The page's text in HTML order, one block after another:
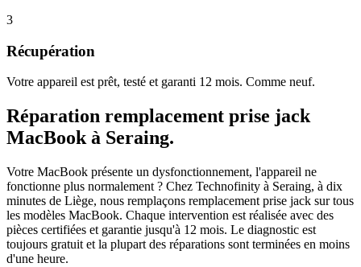
3
Récupération
Votre appareil est prêt, testé et garanti 12 mois. Comme neuf.
Réparation remplacement prise jack
MacBookà Seraing.
Votre MacBook présente un dysfonctionnement, l'appareil ne
fonctionne plus normalement ? Chez Technofinity à Seraing, à dix
minutes de Liège, nous remplaçons remplacement prise jack sur tous
les modèles MacBook. Chaque intervention est réalisée avec des
pièces certifiées et garantie jusqu'à 12 mois. Le diagnostic est
toujours gratuit et la plupart des réparations sont terminées en moins
d'une heure.